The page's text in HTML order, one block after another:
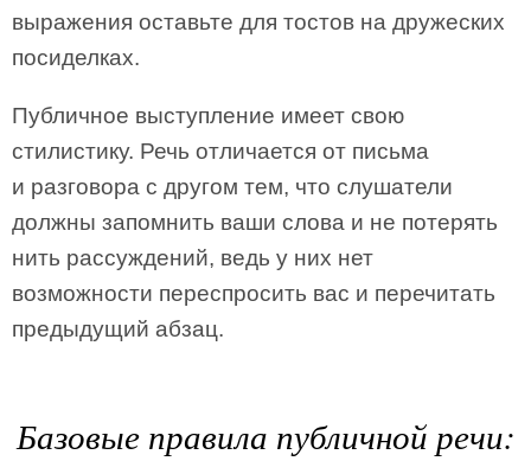
выражения оставьте для тостов на дружеских
посиделках.
Публичное выступление имеет свою
стилистику. Речь отличается от письма
и разговора с другом тем, что слушатели
должны запомнить ваши слова и не потерять
нить рассуждений, ведь у них нет
возможности переспросить вас и перечитать
предыдущий абзац.
Базовые правила публичной речи: